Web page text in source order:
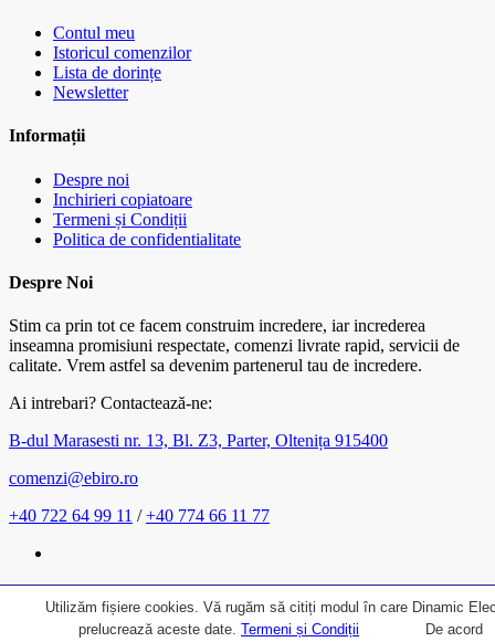
Utilizăm fișiere cookies. Vă rugăm să citiți modul în care Dinamic
prelucrează aceste date. Termeni și Condiții De acord
Contul meu
Istoricul comenzilor
Lista de dorințe
Newsletter
Informații
Despre noi
Inchirieri copiatoare
Termeni și Condiții
Politica de confidentialitate
Despre Noi
Stim ca prin tot ce facem construim incredere, iar increderea
inseamna promisiuni respectate, comenzi livrate rapid, servicii de
calitate. Vrem astfel sa devenim partenerul tau de incredere.
Ai intrebari? Contactează-ne:
B-dul Marasesti nr. 13, Bl. Z3, Parter, Oltenița 915400
comenzi@ebiro.ro
+40 722 64 99 11 /+40 774 66 11 77
Creat de: